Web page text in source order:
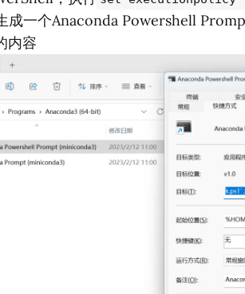
成一个Anaconda Powershell
内容